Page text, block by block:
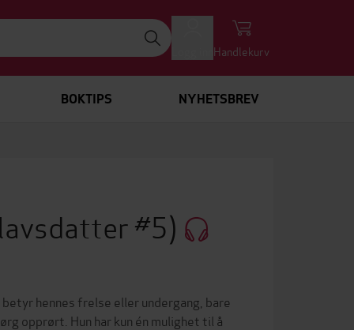
Handlekurv
BOKTIPS NYHETSBREV
#5)
hennes frelse eller undergang, bare
opprørt. Hun har kun én mulighet til å